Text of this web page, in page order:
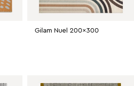
Gilam Nuel 200x300